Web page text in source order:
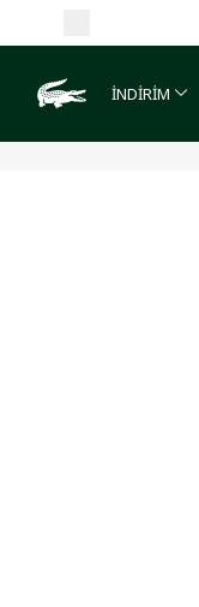
İNDİRİM